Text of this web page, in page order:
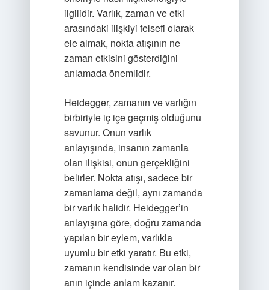
ilgilidir. Varlık, zaman ve etki
arasındaki ilişkiyi felsefi olarak
ele almak, nokta atışının ne
zaman etkisini gösterdiğini
anlamada önemlidir.
Heidegger, zamanın ve varlığın
birbiriyle iç içe geçmiş olduğunu
savunur. Onun varlık
anlayışında, insanın zamanla
olan ilişkisi, onun gerçekliğini
belirler. Nokta atışı, sadece bir
zamanlama değil, aynı zamanda
bir varlık halidir. Heidegger’in
anlayışına göre, doğru zamanda
yapılan bir eylem, varlıkla
uyumlu bir etki yaratır. Bu etki,
zamanın kendisinde var olan bir
anın içinde anlam kazanır.